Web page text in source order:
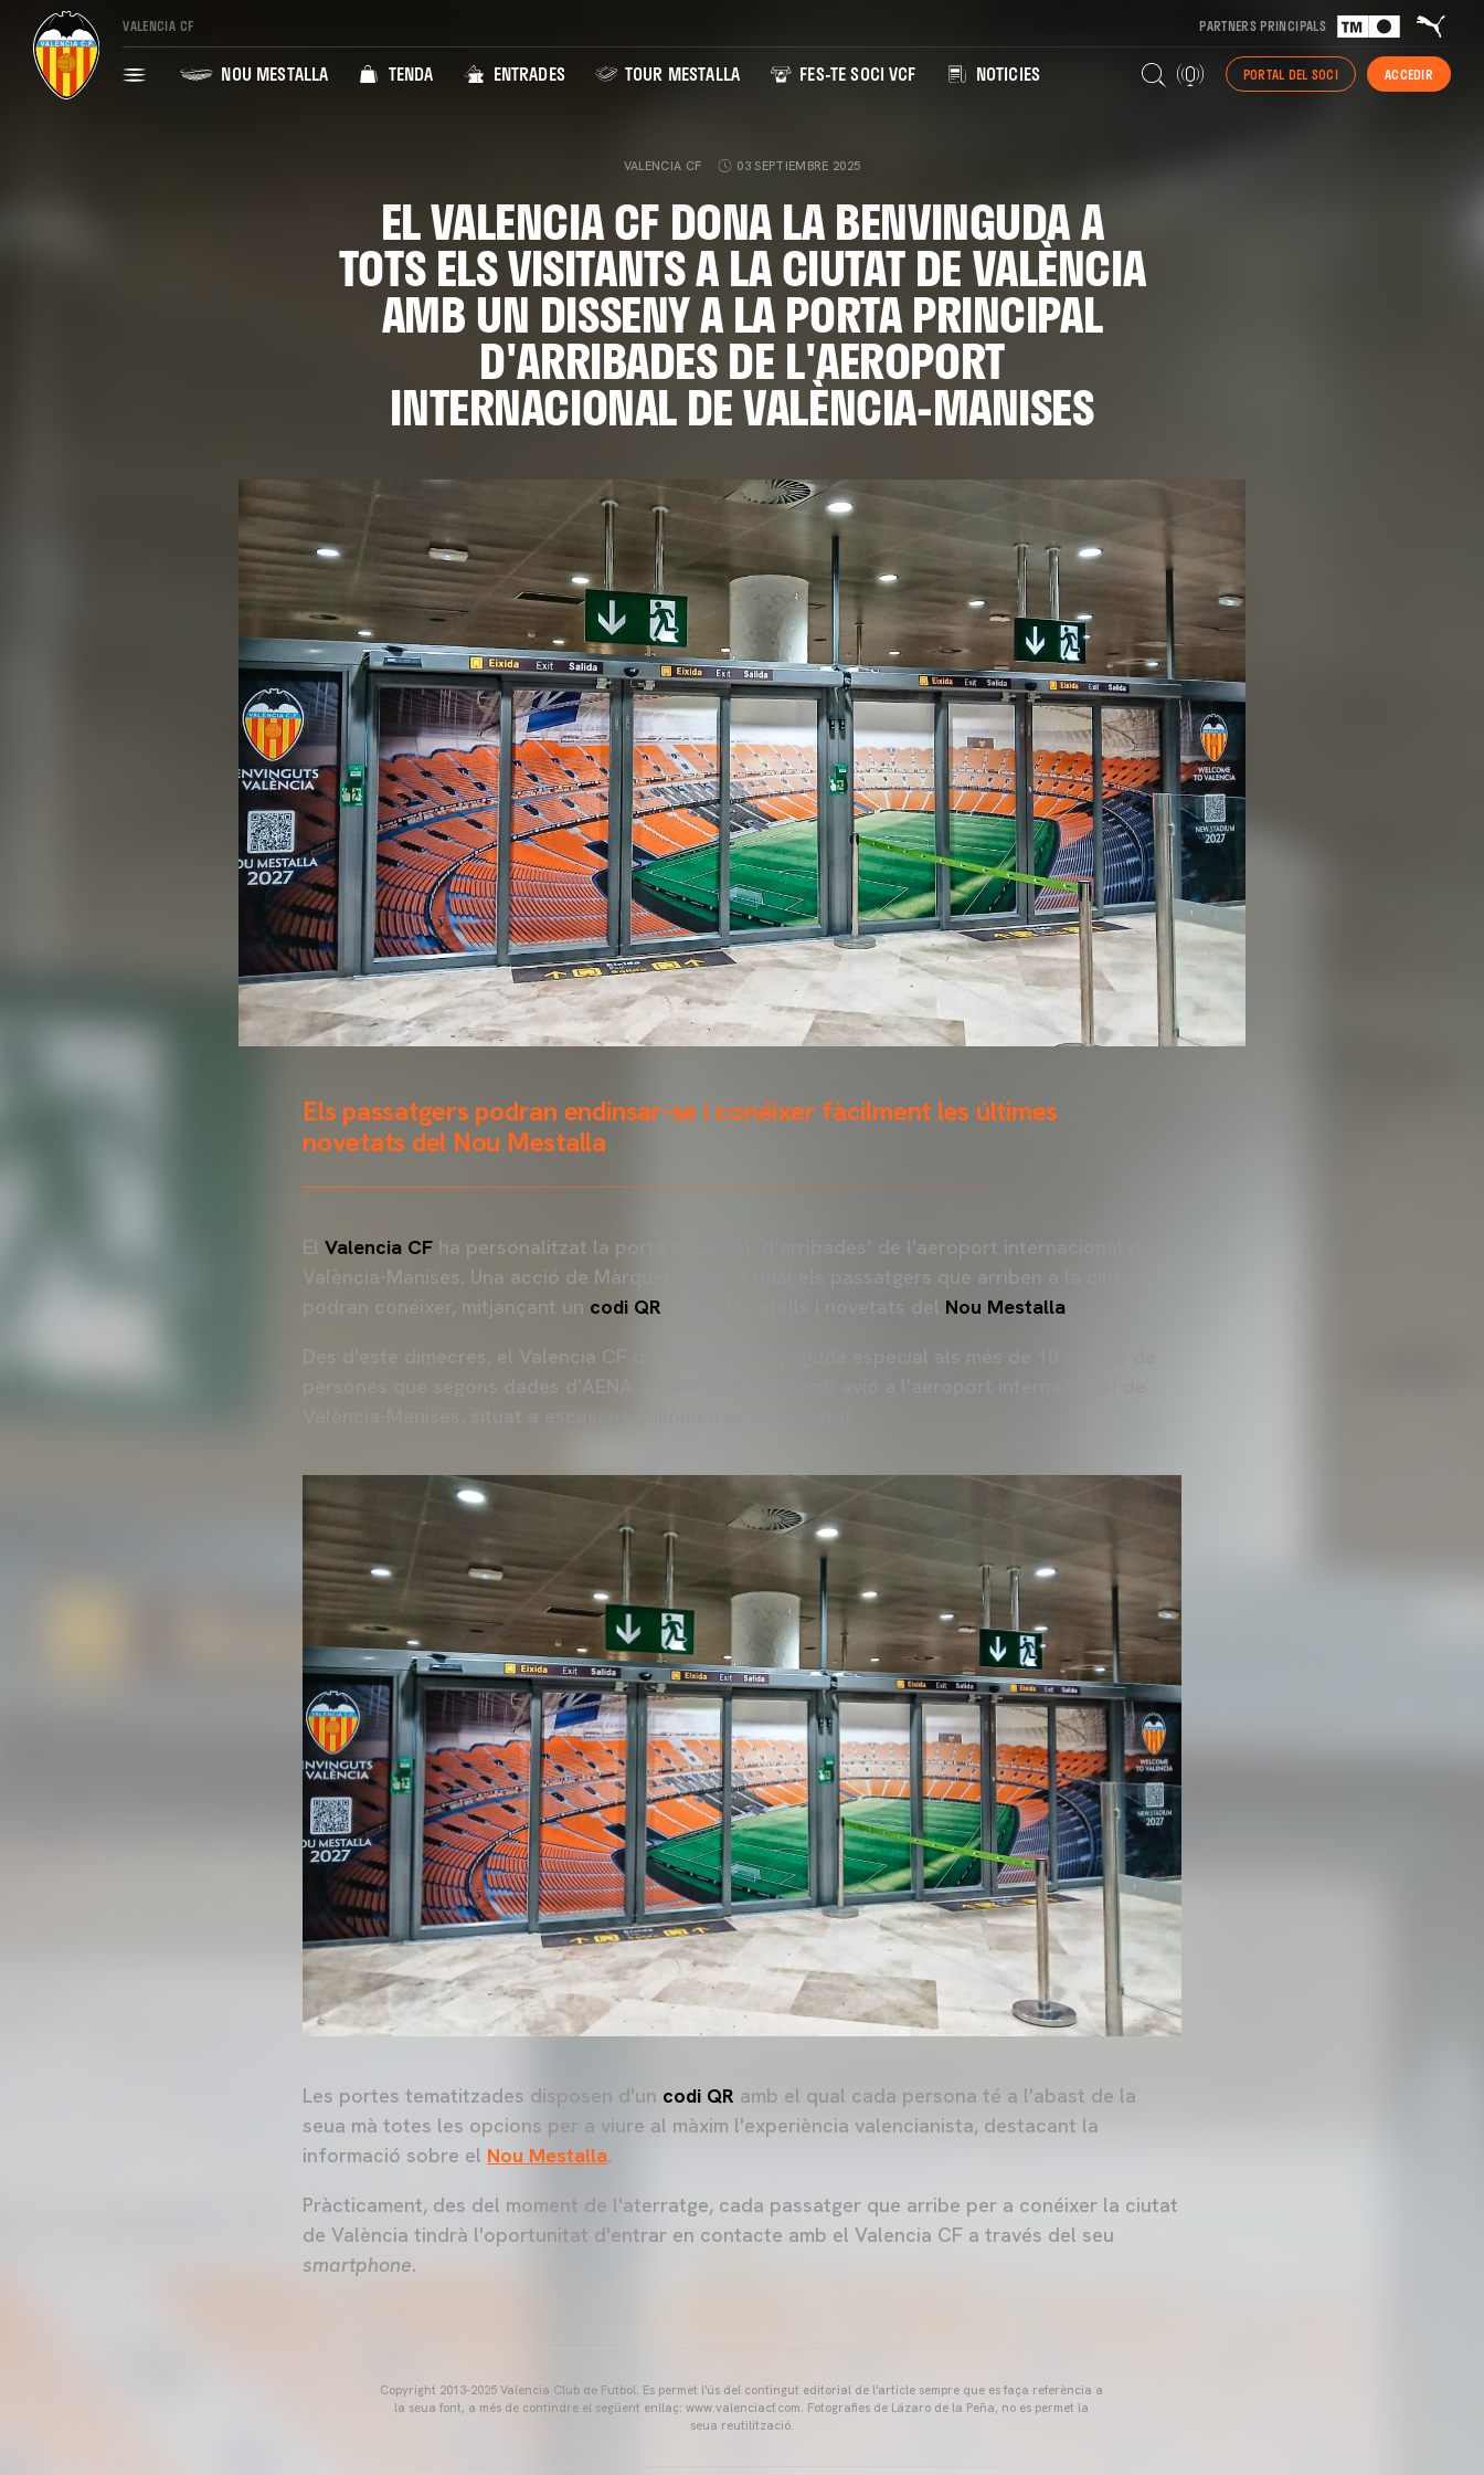
VALENCIA CF PARTNERS PRINCIPALS
NOU MESTALLA TENDA ENTRADES TOUR MESTALLA FES-TE SOCI VCF NOTICIES PORTAL DEL SOCI ACCEDIR
VALENCIA CF 03 SEPTIEMBRE 2025
EL VALENCIA CF DONA LA BENVINGUDA A
TOTS ELS VISITANTS A LA CIUTAT DE VALÈNCIA
AMB UN DISSENY A LA PORTA PRINCIPAL
D'ARRIBADES DE L'AEROPORT
INTERNACIONAL DE VALÈNCIA-MANISES
Els passatgers podran endinsar-se i conéixer fàcilment les últimes
novetats del Nou Mestalla
El Valencia CF ha personalitzat la porta principal ‘d’arribades’ de l'aeroport internacional de
València-Manises. Una acció de Màrqueting en la qual els passatgers que arriben a la ciutat
podran conéixer, mitjançant un codi QR , tots els detalls i novetats del Nou Mestalla
Des d'este dimecres, el Valencia CF donarà una benvinguda especial als més de 10 milions de
persones que segons dades d'AENA arriben cada any amb avió a l'aeroport internacional de
Les portes tematitzades disposen d'un codi QR amb el qual cada persona té a l'abast de la
seua mà totes les opcions per a viure al màxim l'experiència valencianista, destacant la
informació sobre el Nou Mestalla.
Pràcticament, des del moment de l'aterratge, cada passatger que arribe per a conéixer la ciutat
de València tindrà l'oportunitat d'entrar en contacte amb el Valencia CF a través del seu
smartphone.
Copyright 2013-2025 Valencia Club de Futbol. Es permet l'ús del contingut editorial de l'article sempre que es faça referència a
la seua font, a més de contindre el següent enllaç: www.valenciacf.com. Fotografies de Lázaro de la Peña, no es permet la
seua reutilització.